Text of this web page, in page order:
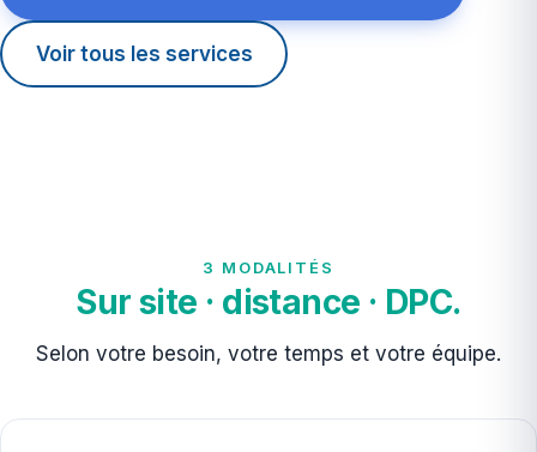
Voir tous les services
3 MODALITÉS
Sur site · distance · DPC.
Selon votre besoin, votre temps et votre équipe.